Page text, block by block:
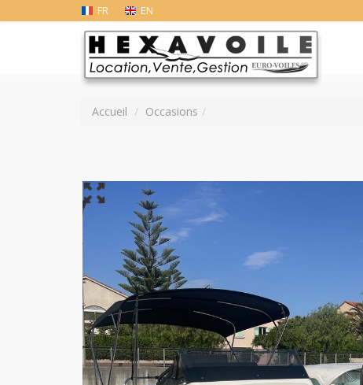
FR EN
Accueil Occasions